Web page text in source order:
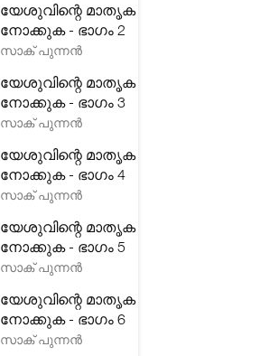
യേശുവിന്റെ മാതൃക
നോക്കുക - ഭാഗം 2
സാക് പുന്നൻ
യേശുവിന്റെ മാതൃക
നോക്കുക - ഭാഗം 3
സാക് പുന്നൻ
യേശുവിന്റെ മാതൃക
നോക്കുക - ഭാഗം 4
സാക് പുന്നൻ
യേശുവിന്റെ മാതൃക
നോക്കുക - ഭാഗം 5
സാക് പുന്നൻ
യേശുവിന്റെ മാതൃക
നോക്കുക - ഭാഗം 6
സാക് പുന്നൻ